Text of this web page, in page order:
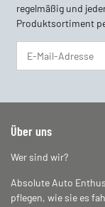
regelmäßig und
Produktsortiment
Über uns
Wer sind wir?
Absolute Auto
pflegen, wie sie es